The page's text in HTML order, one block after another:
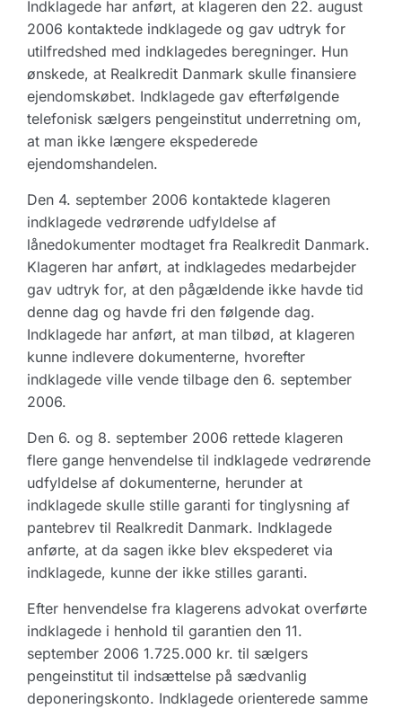
Indklagede har anført, at klageren den 22. august
2006 kontaktede indklagede og gav udtryk for
utilfredshed med indklagedes beregninger. Hun
ønskede, at Realkredit Danmark skulle finansiere
ejendomskøbet. Indklagede gav efterfølgende
telefonisk sælgers pengeinstitut underretning om,
at man ikke længere ekspederede
ejendomshandelen.
Den 4. september 2006 kontaktede klageren
indklagede vedrørende udfyldelse af
lånedokumenter modtaget fra Realkredit Danmark.
Klageren har anført, at indklagedes medarbejder
gav udtryk for, at den pågældende ikke havde tid
denne dag og havde fri den følgende dag.
Indklagede har anført, at man tilbød, at klageren
kunne indlevere dokumenterne, hvorefter
indklagede ville vende tilbage den 6. september
2006.
Den 6. og 8. september 2006 rettede klageren
flere gange henvendelse til indklagede vedrørende
udfyldelse af dokumenterne, herunder at
indklagede skulle stille garanti for tinglysning af
pantebrev til Realkredit Danmark. Indklagede
anførte, at da sagen ikke blev ekspederet via
indklagede, kunne der ikke stilles garanti.
Efter henvendelse fra klagerens advokat overførte
indklagede i henhold til garantien den 11.
september 2006 1.725.000 kr. til sælgers
pengeinstitut til indsættelse på sædvanlig
deponeringskonto. Indklagede orienterede samme